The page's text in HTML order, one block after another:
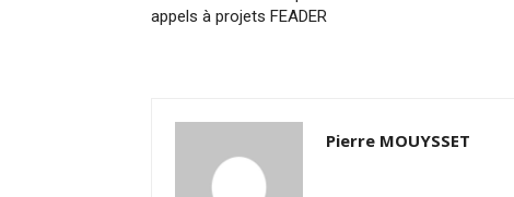
appels à projets FEADER
Pierre MOUYSSET